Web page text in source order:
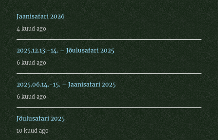
Jaanisafari 2026
4 kuud ago
2025.12.13.-14. – Jõulusafari 2025
6 kuud ago
2025.06.14.-15. – Jaanisafari 2025
6 kuud ago
Jõulusafari 2025
10 kuud ago